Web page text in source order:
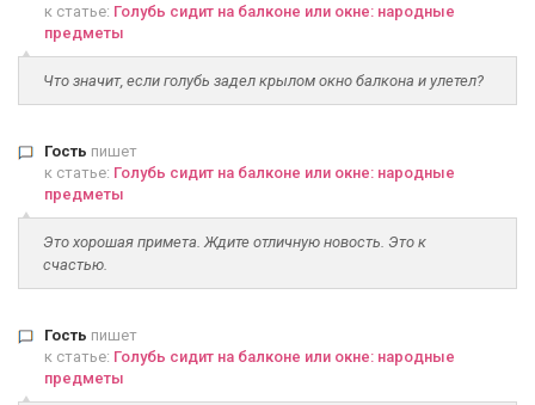
к статье: Голубь сидит на балконе или окне: народные
предметы
Что значит, если голубь задел крылом окно балкона и улетел?
Гость пишет
к статье: Голубь сидит на балконе или окне: народные
предметы
Это хорошая примета. Ждите отличную новость. Это к
счастью.
Гость пишет
к статье: Голубь сидит на балконе или окне: народные
предметы